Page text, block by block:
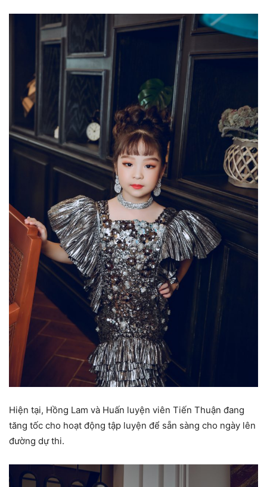
Hiện tại, Hồng Lam và Huấn luyện viên Tiến Thuận đang
tăng tốc cho hoạt động tập luyện để sẵn sàng cho ngày lên
đường dự thi.